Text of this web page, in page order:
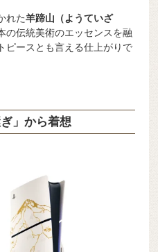
れた羊蹄山（ようていざ
の伝統美術のエッセンスを融
ピースとも言える仕上がりで
」から着想